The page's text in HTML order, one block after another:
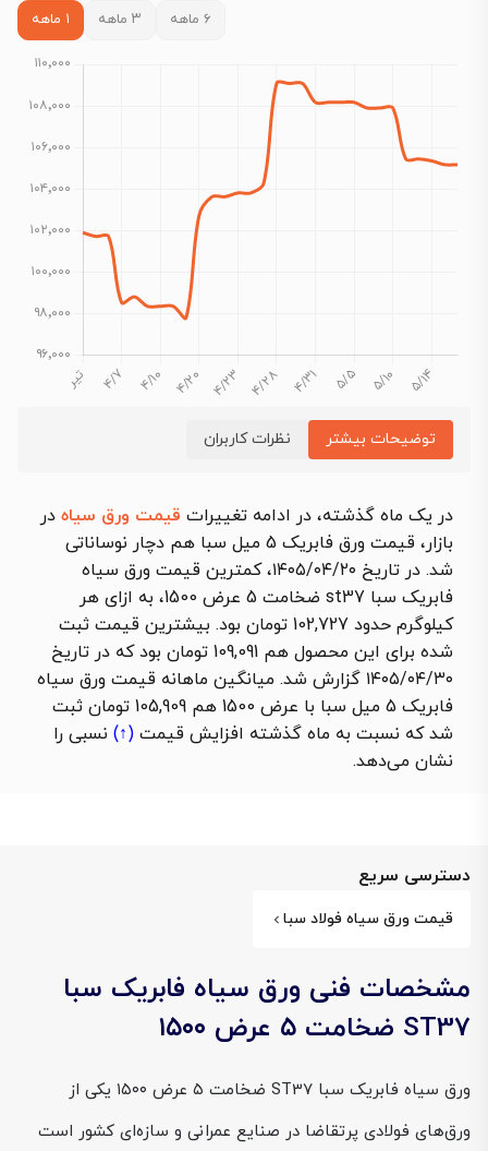
۶ ماهه ۳ ماهه ۱ ماهه
توضیحات بیشتر نظرات کاربران
در یک ماه گذشته، در ادامه تغییرات قیمت ورق سیاه در
بازار، قیمت ورق فابریک 5 میل سبا هم دچار نوساناتی
شد. در تاریخ ۱۴۰۵/۰۴/۲۰، کمترین قیمت ورق سیاه
فابریک سبا st37 ضخامت 5 عرض 1500، به ازای هر
کیلوگرم حدود 102,727 تومان بود. بیشترین قیمت ثبت
شده برای این محصول هم 109,091 تومان بود که در تاریخ
۱۴۰۵/۰۴/۳۰ گزارش شد. میانگین ماهانه قیمت ورق سیاه
فابریک 5 میل سبا با عرض 1500 هم 105,909 تومان ثبت
شد که نسبت به ماه گذشته افزایش قیمت (↑) نسبی را
نشان می‌دهد.
دسترسی سریع
قیمت ورق سیاه فولاد سبا
مشخصات فنی ورق سیاه فابریک سبا
ST37 ضخامت ۵ عرض ۱۵۰۰
ورق سیاه فابریک سبا ST37 ضخامت ۵ عرض ۱۵۰۰ یکی از
ورق‌های فولادی پرتقاضا در صنایع عمرانی و سازه‌ای کشور است